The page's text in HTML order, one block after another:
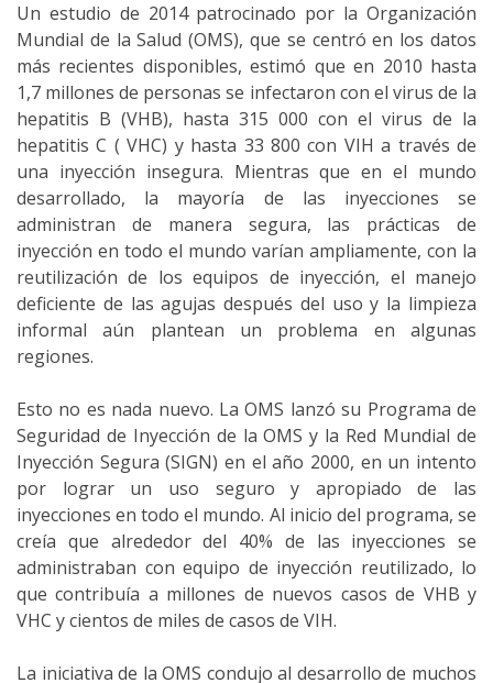
Un estudio de 2014 patrocinado por la Organización
Mundial de la Salud (OMS), que se centró en los datos
más recientes disponibles, estimó que en 2010 hasta
1,7 millones de personas se infectaron con el virus de la
hepatitis B (VHB), hasta 315 000 con el virus de la
hepatitis C ( VHC) y hasta 33 800 con VIH a través de
una inyección insegura. Mientras que en el mundo
desarrollado, la mayoría de las inyecciones se
administran de manera segura, las prácticas de
inyección en todo el mundo varían ampliamente, con la
reutilización de los equipos de inyección, el manejo
deficiente de las agujas después del uso y la limpieza
informal aún plantean un problema en algunas
regiones.
Esto no es nada nuevo. La OMS lanzó su Programa de
Seguridad de Inyección de la OMS y la Red Mundial de
Inyección Segura (SIGN) en el año 2000, en un intento
por lograr un uso seguro y apropiado de las
inyecciones en todo el mundo. Al inicio del programa, se
creía que alrededor del 40% de las inyecciones se
administraban con equipo de inyección reutilizado, lo
que contribuía a millones de nuevos casos de VHB y
VHC y cientos de miles de casos de VIH.
La iniciativa de la OMS condujo al desarrollo de muchos